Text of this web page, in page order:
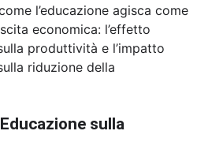
l’educazione agisca come
economica: l’effetto
produttività e l’impatto
riduzione della
sulla